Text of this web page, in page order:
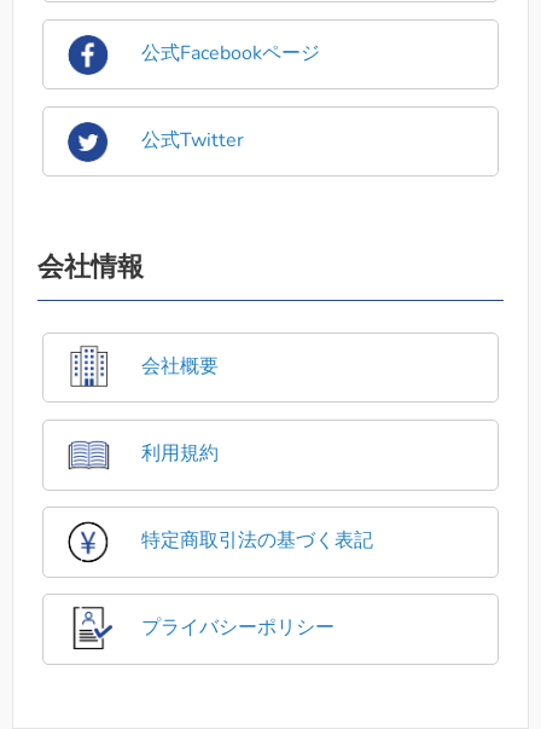
公式Facebookページ
公式Twitter
会社情報
会社概要
利用規約
特定商取引法の基づく表記
プライバシーポリシー